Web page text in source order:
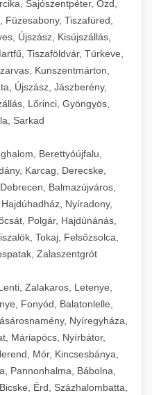
Sajószentpéter, Ózd,
Tiszafüred,
Újszász, Kisújszállás,
Tiszaföldvár, Túrkeve,
Kunszentmárton,
Újszász, Jászberény,
Lőrinci, Gyöngyös,
Sarkad
Berettyóújfalu,
Karcag, Derecske,
Balmazújváros,
Nyíradony,
Polgár, Hajdúnánás,
Tokaj, Felsőzsolca,
Zalaszentgrót
Zalakaros, Letenye,
Fonyód, Balatonlelle,
Nyíregyháza,
Máriapócs, Nyírbátor,
Mór, Kincsesbánya,
Pannonhalma, Bábolna,
Érd, Százhalombatta,